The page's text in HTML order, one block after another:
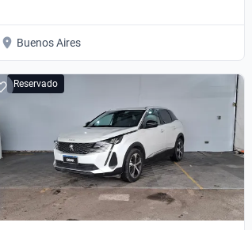
Buenos Aires
Reservado